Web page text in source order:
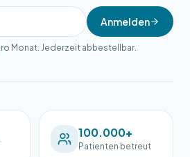
Anmelden
Monat. Jederzeit abbestellbar.
100.000+
Patienten betreut